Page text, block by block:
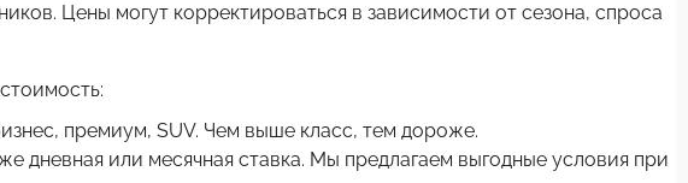
Цены могут корректироваться в зависимости от сезона, спроса
премиум, SUV. Чем выше класс, тем дороже.
дневная или месячная ставка. Мы предлагаем выгодные условия при